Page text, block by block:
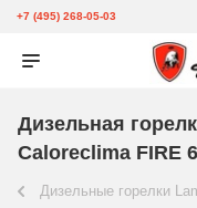
+7 (495) 268-05-03
Дизельная
Caloreclima FIRE
Дизельные горелки